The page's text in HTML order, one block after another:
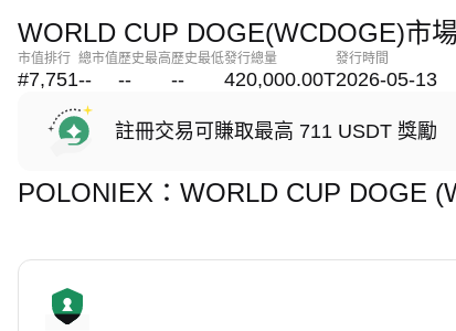
WORLD CUP DOGE(WCDOGE)市
市值排行
#7,751
總市值
--
歷史最高
--
歷史最低
--
發行總量
420,000.00T
發行時間
2026-05-13
註冊交易可賺取最高 711 USDT 獎勵
POLONIEX：WORLD CUP DOGE